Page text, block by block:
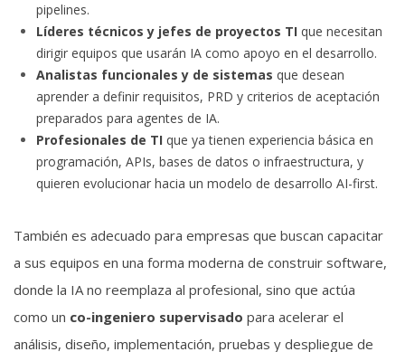
pipelines.
Líderes técnicos y jefes de proyectos TI que necesitan
dirigir equipos que usarán IA como apoyo en el desarrollo.
Analistas funcionales y de sistemas que desean
aprender a definir requisitos, PRD y criterios de aceptación
preparados para agentes de IA.
Profesionales de TI que ya tienen experiencia básica en
programación, APIs, bases de datos o infraestructura, y
quieren evolucionar hacia un modelo de desarrollo AI-first.
También es adecuado para empresas que buscan capacitar
a sus equipos en una forma moderna de construir software,
donde la IA no reemplaza al profesional, sino que actúa
como un co-ingeniero supervisado para acelerar el
análisis, diseño, implementación, pruebas y despliegue de